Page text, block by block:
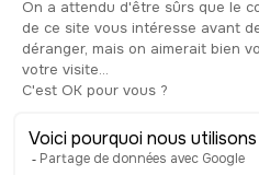
L’ancienne version
canadien, la plaçait
l’une des deux
chères, c’est pour dire